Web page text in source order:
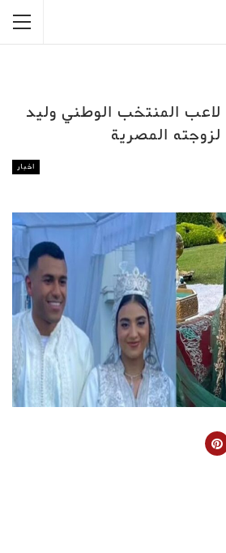
المنتخب الوطني وليد
المصرية
اخبار